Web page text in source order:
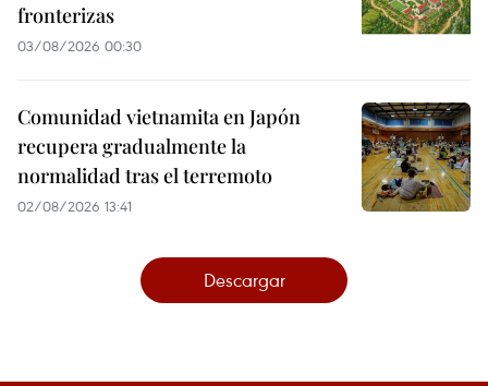
fronterizas
03/08/2026 00:30
Comunidad vietnamita en Japón
recupera gradualmente la
normalidad tras el terremoto
02/08/2026 13:41
Descargar